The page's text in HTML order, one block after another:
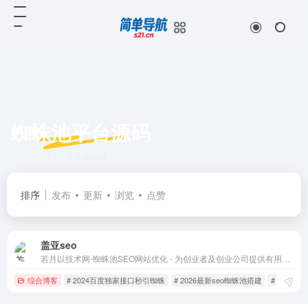
蜘蛛池平台源码
排序 发布 更新 浏览 点赞
盖亚seo
综合博客 # 2024百度独家接口秒引蜘蛛 # 2026最新seo蜘蛛池搭建 # 2026蜘